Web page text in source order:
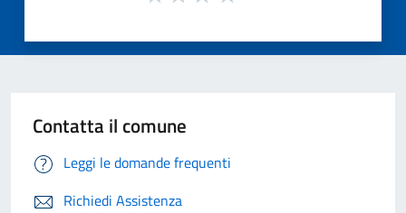
Contatta il comune
Leggi le domande frequenti
Richiedi Assistenza